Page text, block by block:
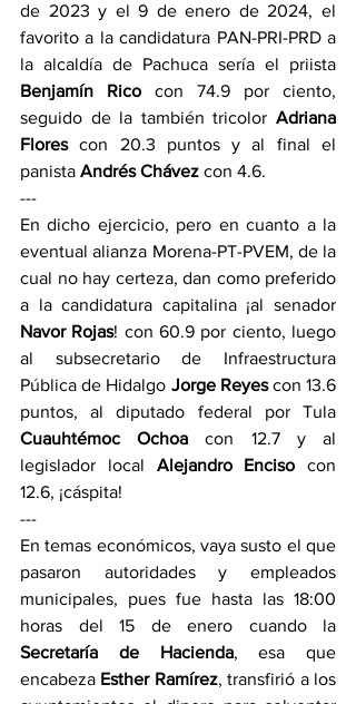
de 2023 y el 9 de enero de 2024, el
favorito a la candidatura PAN-PRI-PRD a
Benjamín Rico con 74.9 por ciento,
seguido de la también tricolor Adriana
Flores con 20.3 puntos y al final el
panista Andrés Chávez con 4.6.
---
En dicho ejercicio, pero en cuanto a la
eventual alianza Morena-PT-PVEM, de la
cual no hay certeza, dan como preferido
Navor Rojas! con 60.9 por ciento, luego
al subsecretario de Infraestructura
Pública de Hidalgo Jorge Reyes con 13.6
Cuauhtémoc Ochoa con 12.7 y al
legislador local Alejandro Enciso con
12.6, ¡cáspita!
---
En temas económicos, vaya susto el que
pasaron autoridades y empleados
municipales, pues fue hasta las 18:00
Secretaría de Hacienda, esa que
encabeza Esther Ramírez, transfirió a los